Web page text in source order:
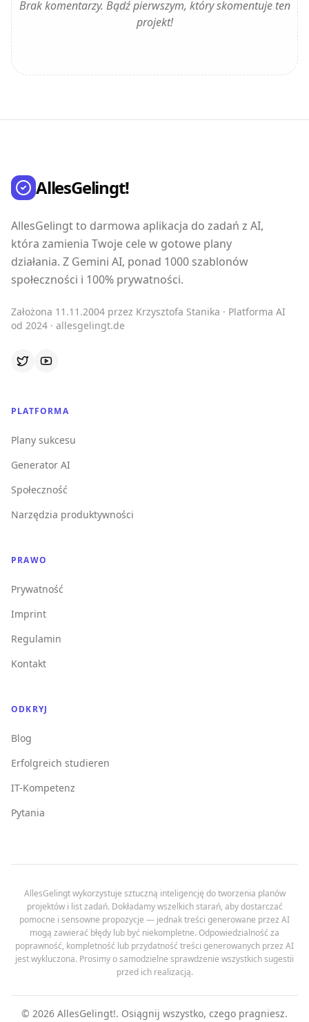
Brak komentarzy. Bądź pierwszym, który skomentuje ten
projekt!
AllesGelingt!
AllesGelingt to darmowa aplikacja do zadań z AI,
która zamienia Twoje cele w gotowe plany
działania. Z Gemini AI, ponad 1000 szablonów
społeczności i 100% prywatności.
Założona 11.11.2004 przez Krzysztofa Stanika · Platforma AI
od 2024 · allesgelingt.de
PLATFORMA
Plany sukcesu
Generator AI
Społeczność
Narzędzia produktywności
PRAWO
Prywatność
Imprint
Regulamin
Kontakt
ODKRYJ
Blog
Erfolgreich studieren
IT-Kompetenz
Pytania
AllesGelingt wykorzystuje sztuczną inteligencję do tworzenia planów
projektów i list zadań. Dokładamy wszelkich starań, aby dostarczać
pomocne i sensowne propozycje — jednak treści generowane przez AI
mogą zawierać błędy lub być niekompletne. Odpowiedzialność za
poprawność, kompletność lub przydatność treści generowanych przez AI
jest wykluczona. Prosimy o samodzielne sprawdzenie wszystkich sugestii
przed ich realizacją.
© 2026 AllesGelingt!. Osiągnij wszystko, czego pragniesz.